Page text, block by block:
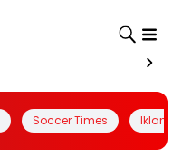
Soccer Times Iklanin